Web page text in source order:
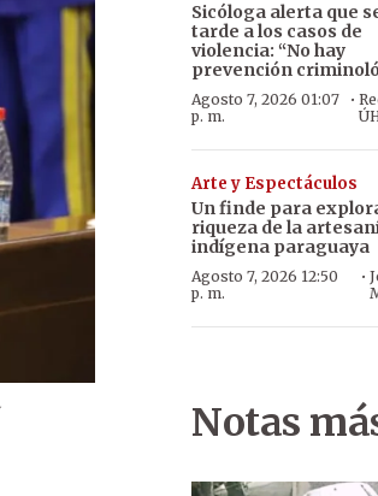
Sicóloga alerta que
tarde a los casos de
violencia: “No hay
prevención
Agosto 7, 2026 01:07
p. m.
·
Arte y Espectáculos
Un finde para
riqueza de la
indígena paraguaya
Agosto 7, 2026 12:50
p. m.
·
Notas